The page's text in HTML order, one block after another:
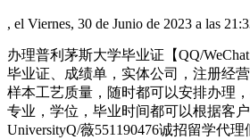
, el Viernes, 30 de Junio de 2023 a las
办理普利茅斯大学毕业证【QQ/
毕业证、成绩单，实体公司，注册经
样本工艺质量，随时都可以安排办理
专业，学位，毕业时间都可以根据客
UniversityQ/薇551190476诚招留学代